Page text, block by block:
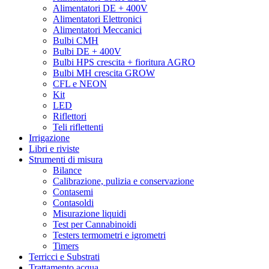
Green House Seeds
Green Mood
Green Planet
Grenco Science
Grodan
Grotek
Growth technology
GSE
Gualala Robotics
Guru Plant Genetik
Hanna Instruments
Harmony
Harvest Right
Hesi
HGA
HGP
Homebox
Honey Bee
Hortigear
HSB – Hand Selected Bulk
HTS
HUMBOLDT SEED ORGANIZATION
Humboldt seeds
Hy-Gen
HY-Pro
Alimentatori DE + 400V
Alimentatori Elettronici
Alimentatori Meccanici
Bulbi CMH
Bulbi DE + 400V
Bulbi HPS crescita + fioritura AGRO
Bulbi MH crescita GROW
CFL e NEON
Kit
LED
Riflettori
Teli riflettenti
Irrigazione
Libri e riviste
Strumenti di misura
Bilance
Calibrazione, pulizia e conservazione
Contasemi
Contasoldi
Misurazione liquidi
Test per Cannabinoidi
Testers termometri e igrometri
Timers
Terricci e Substrati